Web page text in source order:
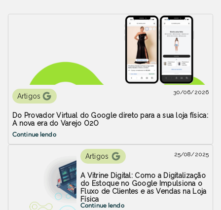
Artigos 30/06/2026
Do Provador Virtual do Google direto para a sua loja física:
A nova era do Varejo O2O
Continue lendo
Artigos 25/08/2025
A Vitrine Digital: Como a Digitalização
do Estoque no Google Impulsiona o
Fluxo de Clientes e as Vendas na Loja
Física
Continue lendo